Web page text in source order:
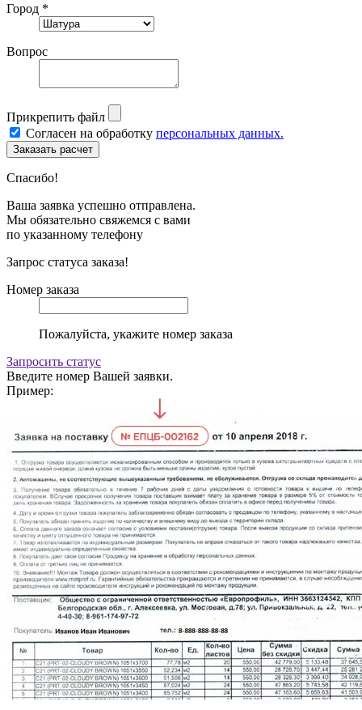
Город *
Вопрос
Прикрепить файл
Согласен на обработку персональных данных.
Спасибо!
Ваша заявка успешно отправлена.
Мы обязательно свяжемся с вами
по указанному телефону
Запрос статуса заказа!
Номер заказа
Пожалуйста, укажите номер заказа
Запросить статус
Введите номер Вашей заявки.
Пример: